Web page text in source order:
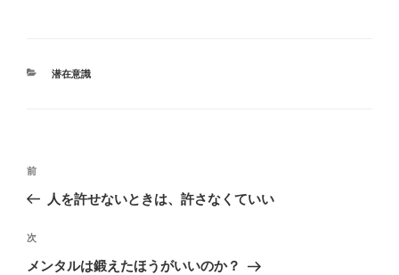
カ
潜在意識
投
ビ
ゲ
前
の
稿
前
人を許せないときは、許さなくていい
次
の
次
メンタルは鍛えたほうがいいのか？